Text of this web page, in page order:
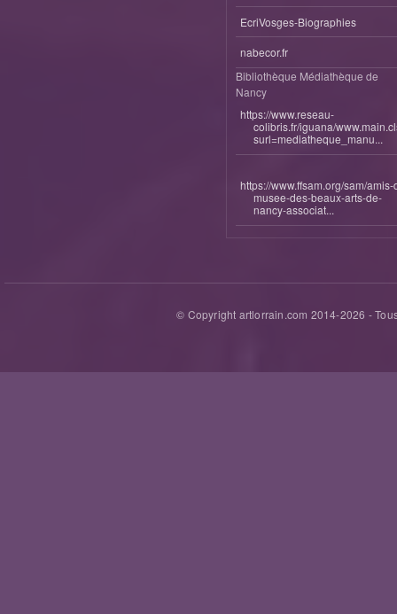
EcriVosges-Biographies
nabecor.fr
Bibliothèque Médiathèque de
Nancy
https://www.reseau-
colibris.fr/iguana/
surl=mediatheque_manu...
https://www.ffsam.org/sam/amis-
musee-des-beaux-arts-de-
nancy-associat...
© Copyright artlorrain.com 2014-2026 -